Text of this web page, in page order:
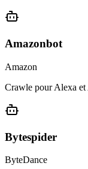
Amazonbot
Amazon
Crawle pour Alexa et
Bytespider
ByteDance